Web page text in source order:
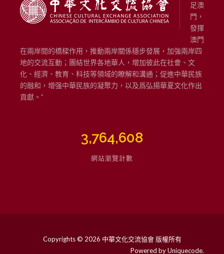
足澳
門，
發揮
澳門
在兩岸間的橋樑作用，推動兩岸關係穩步發展，加強兩岸四
地的交流互動；團結世界各地華人，增加彼此在社會、文
化、經濟、教育、科技等領域的瞭解和溝通；促進中華民族
的融和，增强中華民族的凝聚力，以及爲弘揚華夏文化作出
貢獻。”
3,764,608
網站瀏覽計數
Copyrights © 2026 中華文化交流協會 版權所有
Powered byUniquecode.